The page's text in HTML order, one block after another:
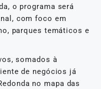
o programa será
com foco em
parques temáticos e
somados à
de negócios já
no mapa das